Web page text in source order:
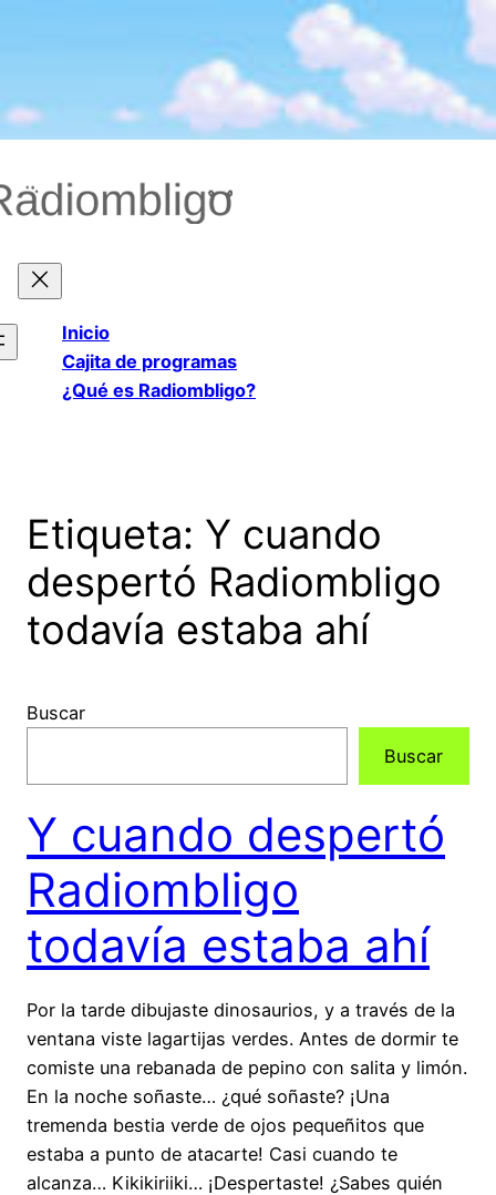
Inicio
Cajita de programas
¿Qué es Radiombligo?
Etiqueta: Y cuando
despertó Radiombligo
todavía estaba ahí
Buscar
Buscar
Y cuando despertó
Radiombligo
todavía estaba ahí
Por la tarde dibujaste dinosaurios, y a través de la
ventana viste lagartijas verdes. Antes de dormir te
comiste una rebanada de pepino con salita y limón.
En la noche soñaste… ¿qué soñaste? ¡Una
tremenda bestia verde de ojos pequeñitos que
estaba a punto de atacarte! Casi cuando te
alcanza… Kikikiriiki… ¡Despertaste! ¿Sabes quién